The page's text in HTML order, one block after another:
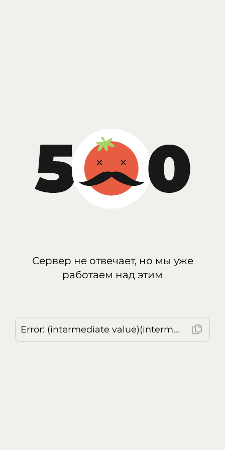
Сервер не отвечает, но мы уже
работаем над этим
Error: (intermediate value)(intermediate value)(intermediate value).replaceAll is not a function